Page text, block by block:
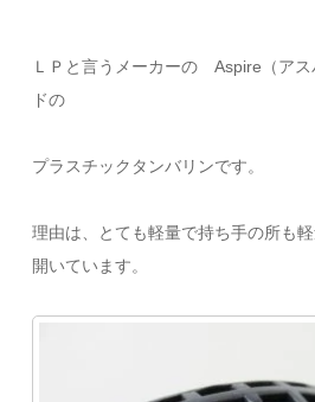
ＬＰと言うメーカーの Aspire（アス
ドの
プラスチックタンバリンです。
理由は、とても軽量で持ち手の所も
開いています。